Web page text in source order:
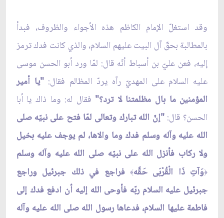
وقد استغلّ الإمام الكاظم هذه الأجواء والظروف، فبدأ
بالمطالبة بحقّ آل البيت عليهم السلام، والذي كانت فدك ترمز
إليه، فعن عليّ بن أسباط أنّه قال: لمّا ورد أبو الحسن موسى
عليه السلام على المهديّ رآه يردّ المظالم فقال: "يا أمير
المؤمنين ما بال مظلمتنا لا ترد؟" فقال له: وما ذاك يا أبا
الحسن؟ قال:"إنّ الله تبارك وتعالى لمّا فتح على نبيّه صلى
الله عليه وآله وسلم فدك وما والاها، لم يوجف عليه بخيل
ولا ركاب فأنزل الله على نبيّه صلى الله عليه وآله وسلم
﴿وَآتِ ذَا الْقُرْبَى حَقَّه﴾ فراجع في ذلك جبرئيل وراجع
جبرئيل عليه السلام ربّه فأوحى الله إليه أن ادفع فدك إلى
فاطمة عليها السلام، فدعاها رسول الله صلى الله عليه وآله